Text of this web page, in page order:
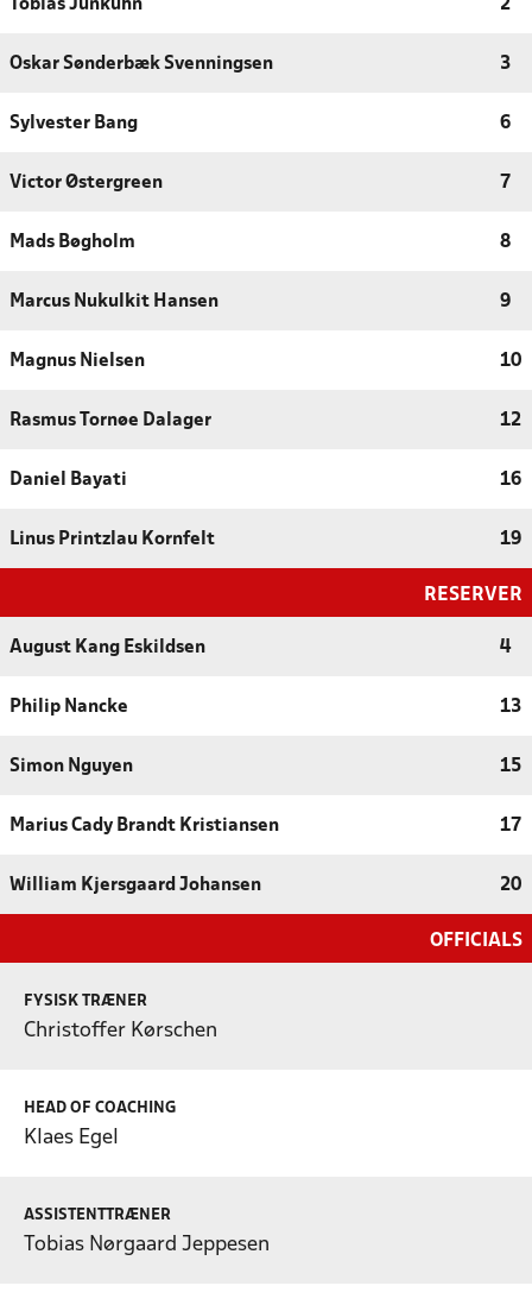
Tobias Junkuhn 2
Oskar Sønderbæk Svenningsen 3
Sylvester Bang 6
Victor Østergreen 7
Mads Bøgholm 8
Marcus Nukulkit Hansen 9
Magnus Nielsen 10
Rasmus Tornøe Dalager 12
Daniel Bayati 16
Linus Printzlau Kornfelt 19
RESERVER
August Kang Eskildsen 4
Philip Nancke 13
Simon Nguyen 15
Marius Cady Brandt Kristiansen 17
William Kjersgaard Johansen 20
OFFICIALS
FYSISK TRÆNER
Christoffer Kørschen
HEAD OF COACHING
Klaes Egel
ASSISTENTTRÆNER
Tobias Nørgaard Jeppesen